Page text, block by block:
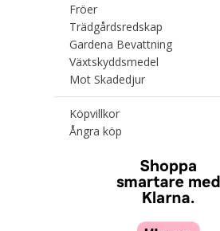
Fröer
Trädgårdsredskap
Gardena Bevattning
Växtskyddsmedel
Mot Skadedjur
Köpvillkor
Ångra köp